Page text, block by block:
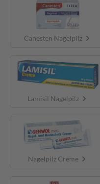
Canesten Nagelpilz
Lamisil Nagelpilz
Nagelpilz Creme